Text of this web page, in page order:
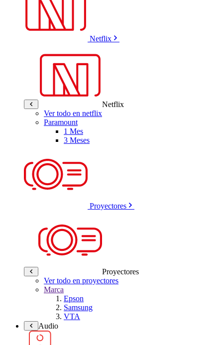
Netflix
Netflix
Ver todo en netflix
Paramount
1 Mes
3 Meses
Proyectores
Proyectores
Ver todo en proyectores
Marca
Epson
Samsung
VTA
Audio